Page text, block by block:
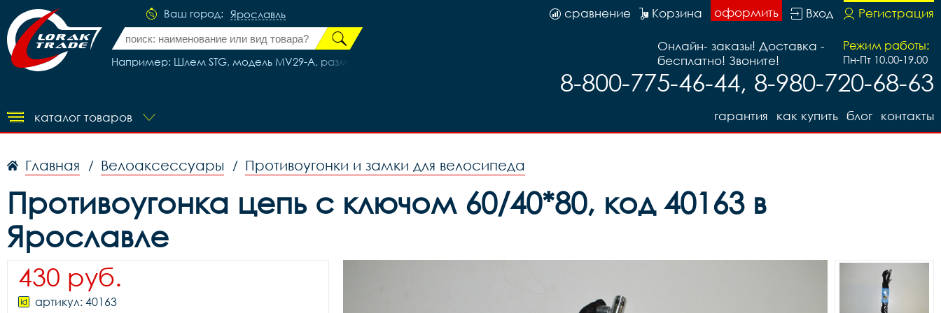
Ваш город: Ярославль
Например: Шлем STG, модель MV29-A, размер M(55-58)cm салат/син/черн, код 89038
Регистрация
Вход
оформить
Корзина
сравнение
Режим работы:
Пн-Пт 10.00-19.00
Онлайн- заказы! Доставка -
бесплатно! Звоните!
8-800-775-46-44, 8-980-720-68-63
каталог товаров контакты
блог
как купить
гарантия
Главная / Велоаксессуары / Противоугонки и замки для велосипеда
Противоугонка цепь с ключом 60/40*80, код 40163 в
Ярославле
430 руб.
артикул: 40163